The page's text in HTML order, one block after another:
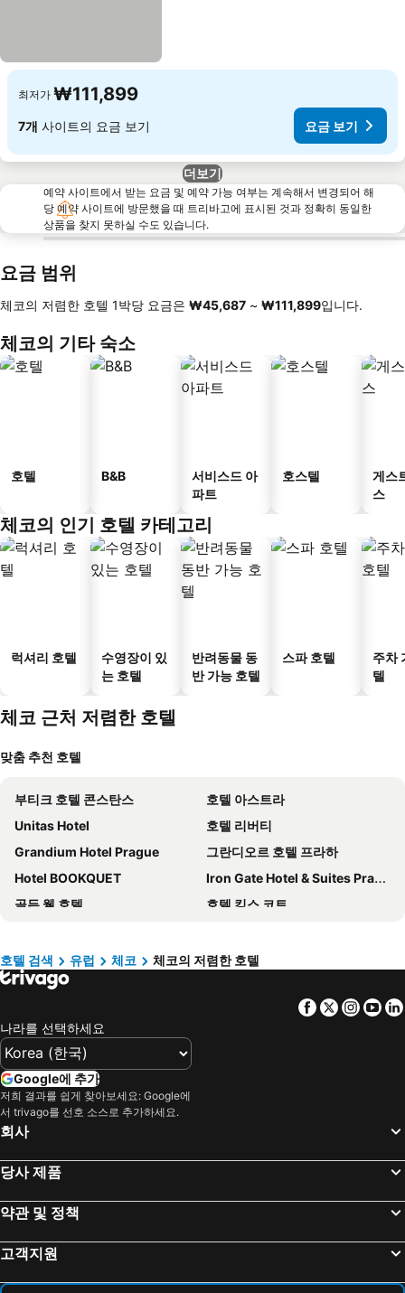
최저가 ₩111,899
7개 사이트의 요금 보기 요금 보기
더보기
예약 사이트에서 받는 요금 및 예약 가능 여부는 계속해서 변경되어 해
당 예약 사이트에 방문했을 때 트리바고에 표시된 것과 정확히 동일한
상품을 찾지 못하실 수도 있습니다.
요금 범위
체코의 저렴한 호텔 1박당 요금은 ‎₩45,687 ~ ‎₩111,899입니다.
체코의 기타 숙소
호텔 B&B
서비스드 아
파트
호스텔
게스
스
체코의 인기 호텔 카테고리
럭셔리 호텔
수영장이 있
는 호텔
반려동물 동
반 가능 호텔
스파 호텔
주차
텔
체코 근처 저렴한 호텔
맞춤 추천 호텔
부티크 호텔 콘스탄스
호텔 아스트라
Unitas Hotel
호텔 리버티
Grandium Hotel Prague
그란디오르 호텔 프라하
Hotel BOOKQUET
Iron Gate Hotel & Suites Prague by BHG
골든 웰 호텔
호텔 킹스 코트
아드리아 호텔 프라하
Hermitage Hotel Prague
호텔 사보이
Moods Charles Bridge
Hilton Prague Atrium
부티크 호텔 세븐 데이즈
Allure Hotel Prague
호텔 엘리제
호텔 캄파
Hotel Essence
골든 크라운
옥시덴탈 프라하 윌슨
a&o Praha Rhea
ibis Praha Old Town
호텔 검색 유럽 체코 체코의 저렴한 호텔
Facebook
Twitter
나라를 선택하세요
Google에 추가
저희 결과를 쉽게 찾아보세요: Google에
서 trivago를 선호 소스로 추가하세요.
회사
당사 제품
약관 및 정책
고객지원